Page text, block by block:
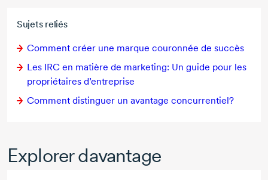
Sujets reliés
Comment créer une marque couronnée de succès
Les IRC en matière de marketing: Un guide pour les
propriétaires d’entreprise
Comment distinguer un avantage concurrentiel?
Explorer davantage